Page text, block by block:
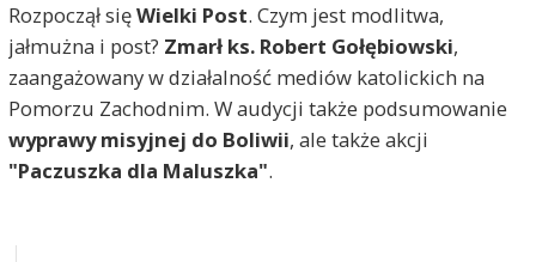
Rozpoczął sięWielki Post. Czym jest modlitwa,
jałmużna i post? Zmarł ks. Robert Gołębiowski,
zaangażowany w działalność mediów katolickich na
Pomorzu Zachodnim. W audycji także podsumowanie
wyprawy misyjnej do Boliwii, ale także akcji
"Paczuszka dla Maluszka".